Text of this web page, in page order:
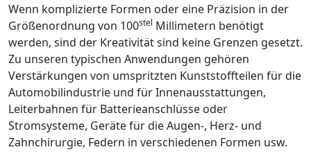
Wenn komplizierte Formen oder eine Präzision in der
Größenordnung von 100stel Millimetern benötigt
werden, sind der Kreativität sind keine Grenzen gesetzt.
Zu unseren typischen Anwendungen gehören
Verstärkungen von umspritzten Kunststoffteilen für die
Automobilindustrie und für Innenausstattungen,
Leiterbahnen für Batterieanschlüsse oder
Stromsysteme, Geräte für die Augen-, Herz- und
Zahnchirurgie, Federn in verschiedenen Formen usw.